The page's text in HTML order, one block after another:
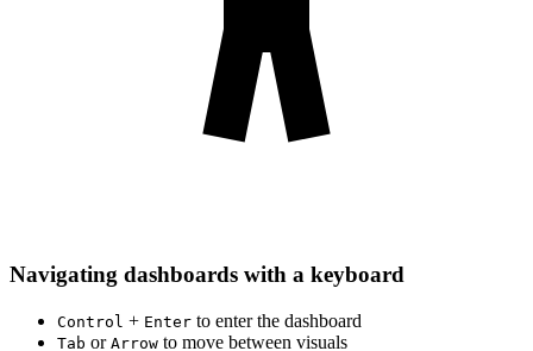
Navigating dashboards with a keyboard
Control + Enter to enter the dashboard
Tab or Arrow to move between visuals